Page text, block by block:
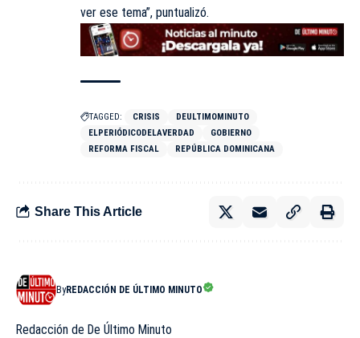
ver ese tema”, puntualizó.
TAGGED: CRISIS
DEULTIMOMINUTO
ELPERIÓDICODELAVERDAD
GOBIERNO
REFORMA FISCAL
REPÚBLICA DOMINICANA
Share This Article
ByREDACCIÓN DE ÚLTIMO MINUTO
Redacción de De Último Minuto